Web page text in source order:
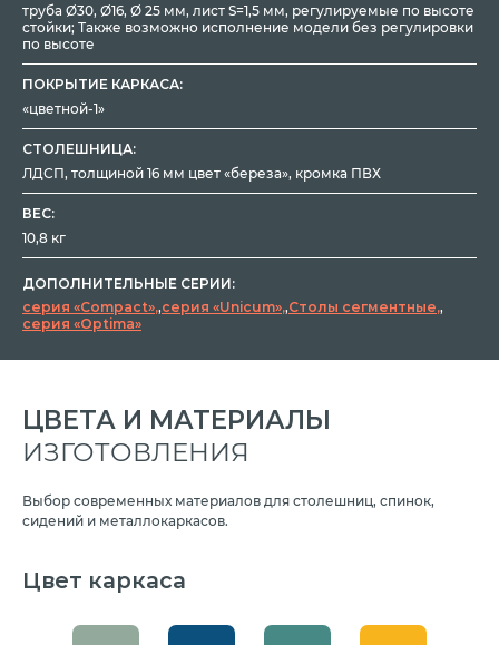
труба Ø30, Ø16, Ø 25 мм, лист S=1,5 мм, регулируемые по высоте
стойки; Также возможно исполнение модели без регулировки
по высоте
ПОКРЫТИЕ КАРКАСА:
«цветной-1»
СТОЛЕШНИЦА:
ЛДСП, толщиной 16 мм цвет «береза», кромка ПВХ
ВЕС:
10,8 кг
ДОПОЛНИТЕЛЬНЫЕ СЕРИИ:
серия «Compact» ,серия «Unicum» ,Столы сегментные ,
серия «Optima»
ЦВЕТА И МАТЕРИАЛЫ
ИЗГОТОВЛЕНИЯ
Выбор современных материалов для столешниц, спинок,
сидений и металлокаркасов.
Цвет каркаса